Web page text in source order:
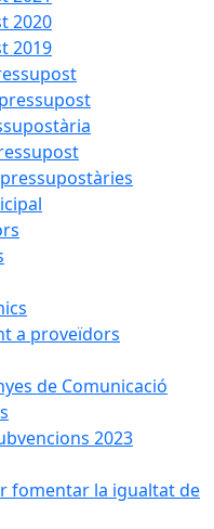
2020
2019
a proveïdors
de Comunicació
2023
fomentar la igualtat de